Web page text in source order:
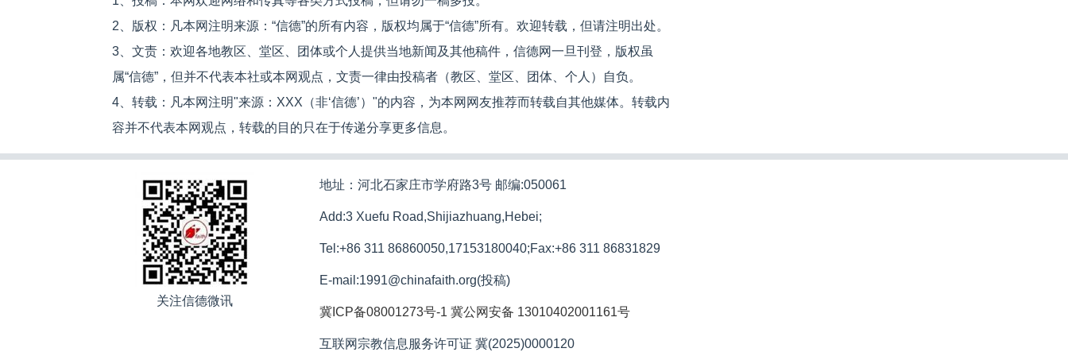
2、版权：凡本网注明来源：“信德”的所有内容，版权均属于“信德”所有。欢迎转载，但请注明出处。
3、文责：欢迎各地教区、堂区、团体或个人提供当地新闻及其他稿件，信德网一旦刊登，版权虽
属“信德”，但并不代表本社或本网观点，文责一律由投稿者（教区、堂区、团体、个人）自负。
4、转载：凡本网注明"来源：XXX（非‘信德’）"的内容，为本网网友推荐而转载自其他媒体。转载内
容并不代表本网观点，转载的目的只在于传递分享更多信息。
关注信德微讯
地址：河北石家庄市学府路3号 邮编:050061
Add:3 Xuefu Road,Shijiazhuang,Hebei;
Tel:+86 311 86860050,17153180040;Fax:+86 311 86831829
E-mail:1991@chinafaith.org(投稿)
冀ICP备08001273号-1 冀公网安备 13010402001161号
互联网宗教信息服务许可证 冀(2025)0000120